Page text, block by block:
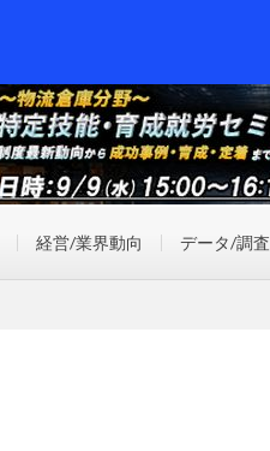
経営/業界動向 データ/調査